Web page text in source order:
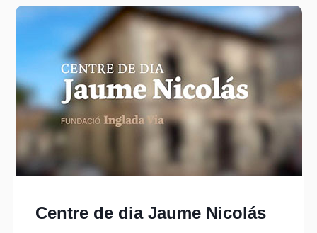
Centre de dia Jaume Nicolás